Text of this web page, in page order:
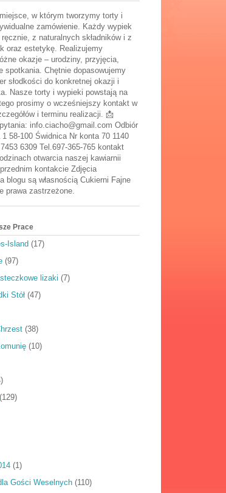
w którym tworzymy torty i
zamówienie. Każdy wypiek
z naturalnych składników i z
oraz estetykę. Realizujemy
okazje – urodziny, przyjęcia,
spotkania. Chętnie dopasowujemy
słodkości do konkretnej okazji i
Nasze torty i wypieki powstają na
prosimy o wcześniejszy kontakt w
i terminu realizacji. 📩
info.ciacho@gmail.com Odbiór
1 58-100 Świdnica Nr konta 70 1140
6309 Tel.697-365-765 kontakt
otwarcia naszej kawiarnii
kontakcie Zdjęcia
blogu są własnością Cukierni Fajne
prawa zastrzeżone.
Prace
Island (17)
(97)
lizaki (7)
Stół (47)
(38)
(10)
(129)
(1)
Gości Weselnych (110)